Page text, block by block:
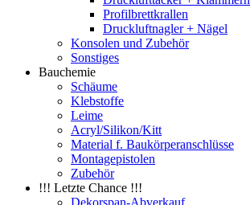
Profilbrettkrallen
Druckluftnagler + Nägel
Konsolen und Zubehör
Sonstiges
Bauchemie
Schäume
Klebstoffe
Leime
Acryl/Silikon/Kitt
Material f. Baukörperanschlüsse
Montagepistolen
Zubehör
!!! Letzte Chance !!!